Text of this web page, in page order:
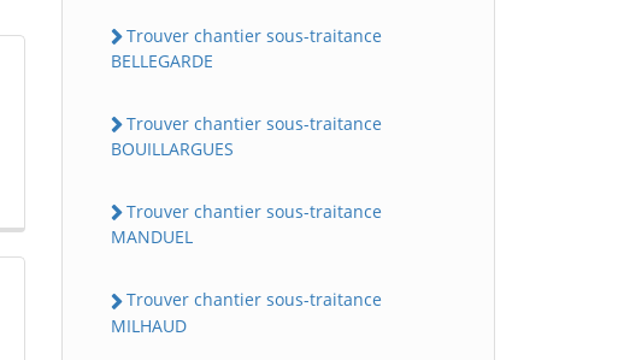
Trouver chantier sous-traitance
BELLEGARDE
Trouver chantier sous-traitance
BOUILLARGUES
Trouver chantier sous-traitance
MANDUEL
Trouver chantier sous-traitance
MILHAUD